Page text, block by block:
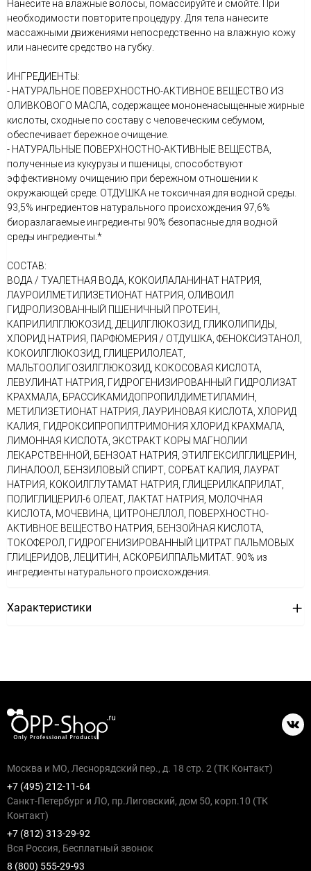
Нанесите на влажные волосы, помассируйте и смойте. При
необходимости повторите процедуру. Для тела нанесите
массажными движениями непосредственно на влажную кожу
или нанесите средство на губку.
ИНГРЕДИЕНТЫ:
- НАТУРАЛЬНОЕ ПОВЕРХНОСТНО-АКТИВНОЕ ВЕЩЕСТВО ИЗ
ОЛИВКОВОГО МАСЛА, содержащее мононенасыщенные жирные
кислоты, сходные по составу с человеческим себумом,
обеспечивает бережное очищение.
- НАТУРАЛЬНЫЕ ПОВЕРХНОСТНО-АКТИВНЫЕ ВЕЩЕСТВА,
полученные из кукурузы и пшеницы, способствуют
эффективному очищению при бережном отношении к
окружающей среде. ОТДУШКА не токсичная для водной среды.
93,5% ингредиентов натурального происхождения 97,6%
биоразлагаемые ингредиенты 90% безопасные для водной
среды ингредиенты.*
СОСТАВ:
ВОДА / ТУАЛЕТНАЯ ВОДА, КОКОИЛАЛАНИНАТ НАТРИЯ,
ЛАУРОИЛМЕТИЛИЗЕТИОНАТ НАТРИЯ, ОЛИВОИЛ
ГИДРОЛИЗОВАННЫЙ ПШЕНИЧНЫЙ ПРОТЕИН,
КАПРИЛИЛГЛЮКОЗИД, ДЕЦИЛГЛЮКОЗИД, ГЛИКОЛИПИДЫ,
ХЛОРИД НАТРИЯ, ПАРФЮМЕРИЯ / ОТДУШКА, ФЕНОКСИЭТАНОЛ,
КОКОИЛГЛЮКОЗИД, ГЛИЦЕРИЛОЛЕАТ,
МАЛЬТООЛИГОЗИЛГЛЮКОЗИД, КОКОСОВАЯ КИСЛОТА,
ЛЕВУЛИНАТ НАТРИЯ, ГИДРОГЕНИЗИРОВАННЫЙ ГИДРОЛИЗАТ
КРАХМАЛА, БРАССИКАМИДОПРОПИЛДИМЕТИЛАМИН,
МЕТИЛИЗЕТИОНАТ НАТРИЯ, ЛАУРИНОВАЯ КИСЛОТА, ХЛОРИД
КАЛИЯ, ГИДРОКСИПРОПИЛТРИМОНИЯ ХЛОРИД КРАХМАЛА,
ЛИМОННАЯ КИСЛОТА, ЭКСТРАКТ КОРЫ МАГНОЛИИ
ЛЕКАРСТВЕННОЙ, БЕНЗОАТ НАТРИЯ, ЭТИЛГЕКСИЛГЛИЦЕРИН,
ЛИНАЛООЛ, БЕНЗИЛОВЫЙ СПИРТ, СОРБАТ КАЛИЯ, ЛАУРАТ
НАТРИЯ, КОКОИЛГЛУТАМАТ НАТРИЯ, ГЛИЦЕРИЛКАПРИЛАТ,
ПОЛИГЛИЦЕРИЛ-6 ОЛЕАТ, ЛАКТАТ НАТРИЯ, МОЛОЧНАЯ
КИСЛОТА, МОЧЕВИНА, ЦИТРОНЕЛЛОЛ, ПОВЕРХНОСТНО-
АКТИВНОЕ ВЕЩЕСТВО НАТРИЯ, БЕНЗОЙНАЯ КИСЛОТА,
ТОКОФЕРОЛ, ГИДРОГЕНИЗИРОВАННЫЙ ЦИТРАТ ПАЛЬМОВЫХ
ГЛИЦЕРИДОВ, ЛЕЦИТИН, АСКОРБИЛПАЛЬМИТАТ. 90% из
ингредиенты натурального происхождения.
Характеристики
Москва и МО, Леснорядский пер., д. 18 стр. 2 (ТК Контакт)
+7 (495) 212-11-64
Санкт-Петербург и ЛО, пр.Лиговский, дом 50, корп.10 (ТК
Контакт)
+7 (812) 313-29-92
Вся Россия, Бесплатный звонок
8 (800) 555-29-93